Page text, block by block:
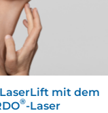
mit dem
®-Laser